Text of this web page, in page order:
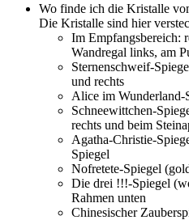
Wo finde ich die Kristalle
Die Kristalle sind hier
Im Empfangsbereich:
Wandregal links, am
Sternenschweif-
und rechts
Alice im Wunderland-
Schneewittchen-
rechts und beim
Agatha-Christie-
Spiegel
Nofretete-Spiegel
Die drei !!!-Spiegel
Rahmen unten
Chinesischer